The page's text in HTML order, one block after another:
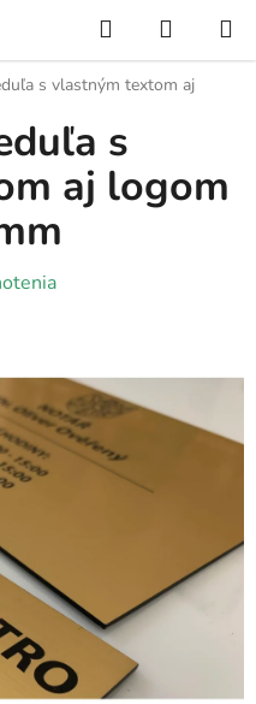
Hľadať
KOŠÍK
s vlastným textom aj
s
aj logom